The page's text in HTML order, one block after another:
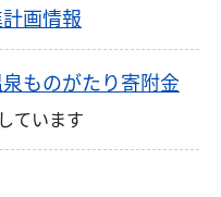
画情報
ものがたり寄附金
ています